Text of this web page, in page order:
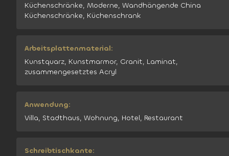
Küchenschränke, Moderne, Wandhängende China
Küchenschränke, Küchenschrank
Arbeitsplattenmaterial:
Kunstquarz, Kunstmarmor, Granit, Laminat,
zusammengesetztes Acryl
Anwendung:
Villa, Stadthaus, Wohnung, Hotel, Restaurant
Schreibtischkante: